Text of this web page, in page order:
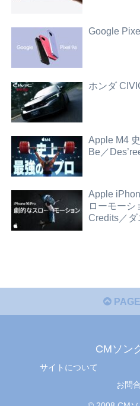
Google
ホンダ
Apple M4
Be／
Apple
ローモーシ
Credits／ダ
CMソン
サイトについて
お問